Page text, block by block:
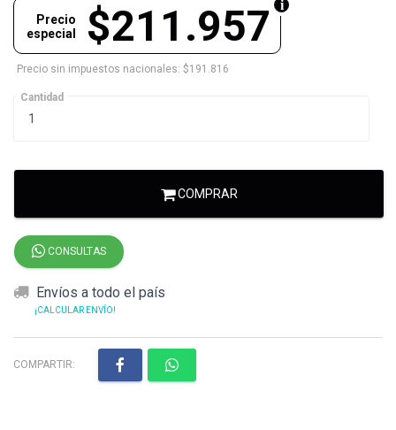
$211.957
Precio
especial
Precio sin impuestos nacionales: $191.816
Cantidad
COMPRAR
CONSULTAS
Envíos a todo el país
¡CALCULAR ENVÍO!
COMPARTIR: